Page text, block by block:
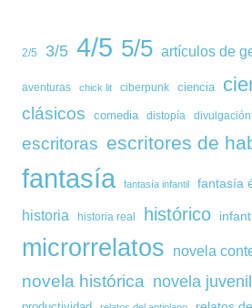
2/5 3/5 4/5 5/5 artículos de
aventuras chick lit ciberpunk ciencia
clásicos comedia distopía divulgación
escritoras escritores de
fantasía fantasía infantil fantasía
historia historia real histórico
microrrelatos novela
novela histórica novela juvenil